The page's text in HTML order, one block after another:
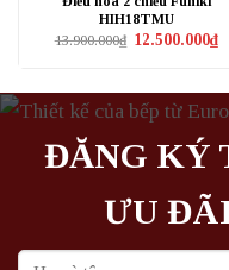
HIH18TMU
13.900.000₫ Giá
12.500.000₫
ĐĂNG KÝ
ƯU